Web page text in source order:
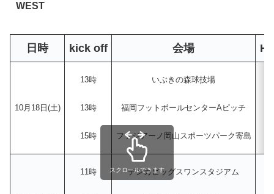
WEST
日時 kick off 会場
10月18日(土)
13時
13時
15時
いぶきの森球技場
福岡フットボールセンターAピッチ
ファジアーノ岡山スポーツパーク寄島
11時 デンカビッグスワンスタジアム
スクロールできます